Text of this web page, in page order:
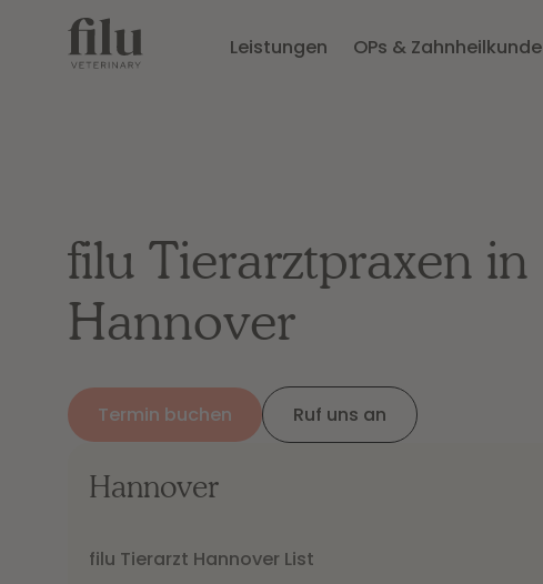
Leistungen OPs & Zahnheilkunde
filu Tierarztpraxen in
Hannover
Termin buchen Ruf uns an
Hannover
filu Tierarzt Hannover List